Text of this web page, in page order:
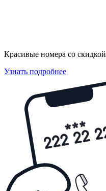
Красивые номера со скидкой
Узнать подробнее